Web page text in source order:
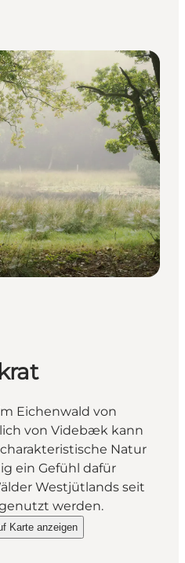
Eichenwald von
von Videbæk kann
Natur
ein Gefühl dafür
Westjütlands seit
werden.
Egekrat"
Karte anzeigen
Egekrat on_map